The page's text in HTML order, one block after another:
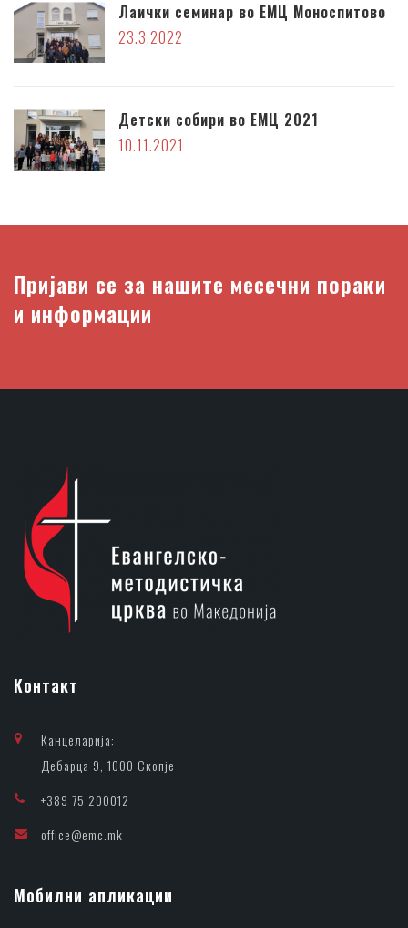
Лаички семинар во ЕМЦ Моноспитово
23.3.2022
Детски собири во ЕМЦ 2021
10.11.2021
Пријави се за нашите месечни пораки
и информации
Контакт
Канцеларија:
Дебарца 9, 1000 Скопје
+389 75 200012
office@emc.mk
Мобилни апликации